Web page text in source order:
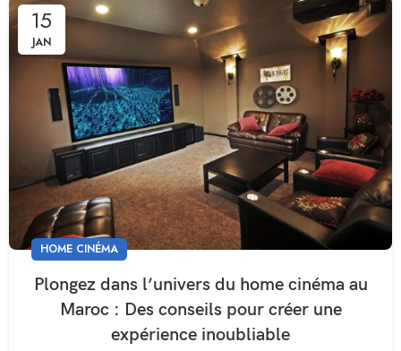
15
JAN
HOME CINÉMA
Plongez dans l’univers du home cinéma au
Maroc : Des conseils pour créer une
expérience inoubliable